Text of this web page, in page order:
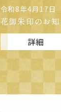
令和8年1月1日
神さまをお祀
詳細